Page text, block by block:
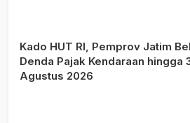
Kado HUT RI, Pemprov Jatim
Denda Pajak Kendaraan hingga
Agustus 2026